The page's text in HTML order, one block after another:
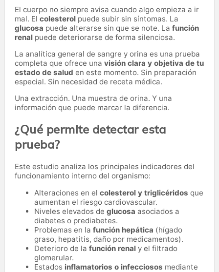
recuperación y bienestar.
El cuerpo no siempre avisa cuando algo empieza a ir
mal. El colesterol puede subir sin síntomas. La
glucosa puede alterarse sin que se note. La función
renal puede deteriorarse de forma silenciosa.
La analítica general de sangre y orina es una prueba
completa que ofrece una visión clara y objetiva de tu
estado de salud en este momento. Sin preparación
especial. Sin necesidad de receta médica.
Una extracción. Una muestra de orina. Y una
información que puede marcar la diferencia.
¿Qué permite detectar esta
prueba?
Este estudio analiza los principales indicadores del
funcionamiento interno del organismo:
Alteraciones en el colesterol y triglicéridos que
aumentan el riesgo cardiovascular.
Niveles elevados de glucosa asociados a
diabetes o prediabetes.
Problemas en la función hepática (hígado
graso, hepatitis, daño por medicamentos).
Deterioro de la función renal y el filtrado
glomerular.
Estados inflamatorios o infecciosos mediante